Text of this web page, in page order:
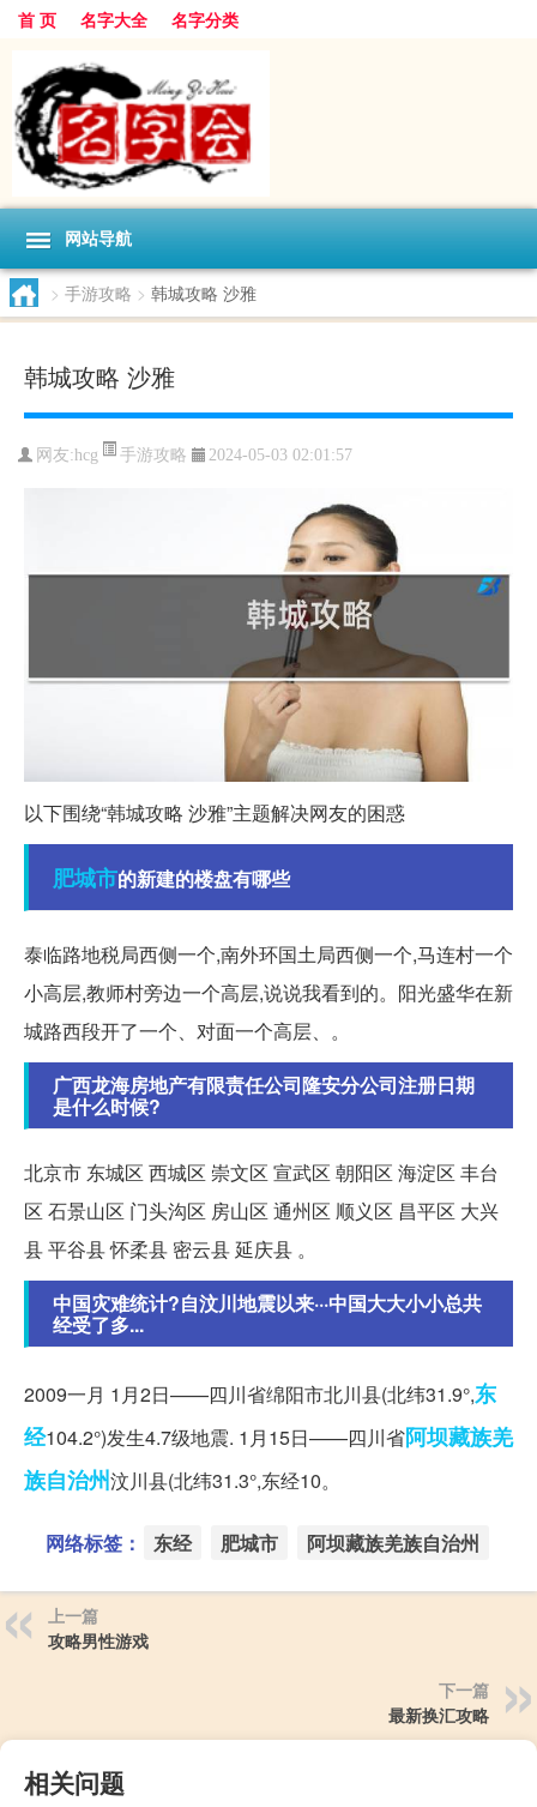
首 页 名字大全 名字分类
网站导航
> 手游攻略 > 韩城攻略 沙雅
韩城攻略 沙雅
网友:hcg 手游攻略 2024-05-03 02:01:57
以下围绕“韩城攻略 沙雅”主题解决网友的困惑
肥城市的新建的楼盘有哪些
泰临路地税局西侧一个,南外环国土局西侧一个,马连村一个
小高层,教师村旁边一个高层,说说我看到的。阳光盛华在新
城路西段开了一个、对面一个高层、。
广西龙海房地产有限责任公司隆安分公司注册日期
是什么时候?
北京市 东城区 西城区 崇文区 宣武区 朝阳区 海淀区 丰台
区 石景山区 门头沟区 房山区 通州区 顺义区 昌平区 大兴
县 平谷县 怀柔县 密云县 延庆县 。
中国灾难统计?自汶川地震以来···中国大大小小总共
经受了多...
2009一月 1月2日——四川省绵阳市北川县(北纬31.9°,东
经104.2°)发生4.7级地震. 1月15日——四川省阿坝藏族羌
族自治州汶川县(北纬31.3°,东经10。
网络标签： 东经 肥城市 阿坝藏族羌族自治州
上一篇
攻略男性游戏
下一篇
最新换汇攻略
相关问题